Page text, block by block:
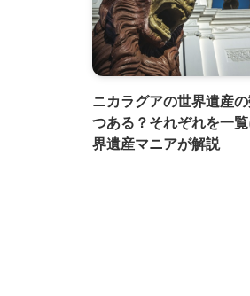
ニカラグアの世界遺産の
つある？それぞれを一
界遺産マニアが解説